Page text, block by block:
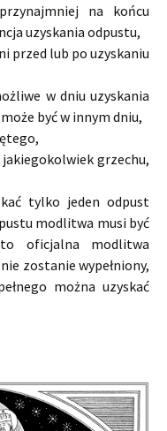
na końcu
uzyskania odpustu,
przed lub po uzyskaniu
w dniu uzyskania
być w innym dniu,
grzechu,
tylko jeden odpust
modlitwa musi być
oficjalna modlitwa
zostanie wypełniony,
można uzyskać